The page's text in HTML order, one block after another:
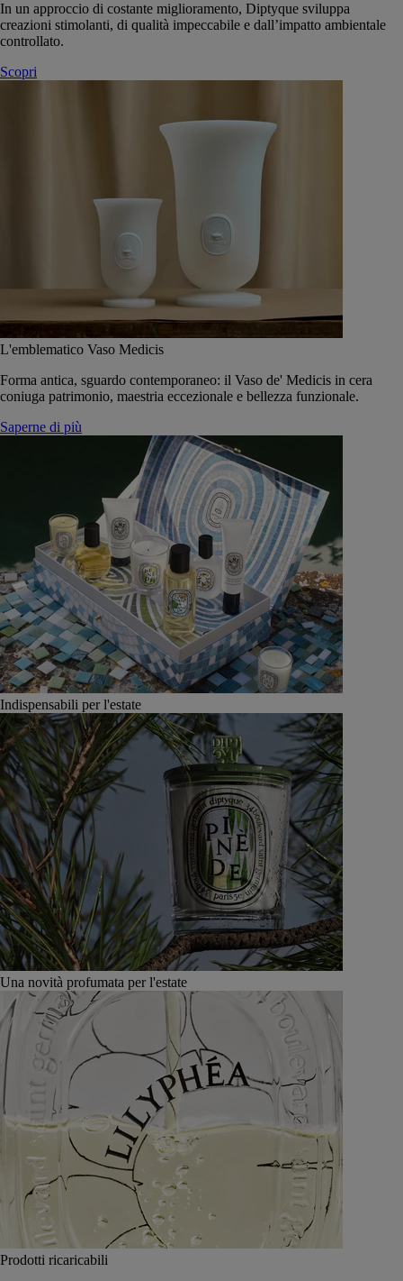
In un approccio di costante miglioramento, Diptyque sviluppa
creazioni stimolanti, di qualità impeccabile e dall’impatto ambientale
controllato.
Scopri
L'emblematico Vaso Medicis
Forma antica, sguardo contemporaneo: il Vaso de' Medicis in cera
coniuga patrimonio, maestria eccezionale e bellezza funzionale.
Saperne di più
Indispensabili per l'estate
Una novità profumata per l'estate
Prodotti ricaricabili